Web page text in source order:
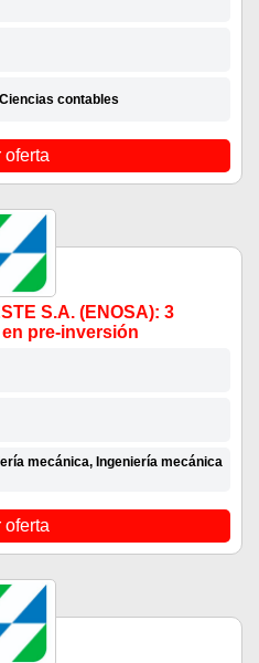
contables
oferta
S.A. (ENOSA): 3
pre-inversión
mecánica, Ingeniería mecánica
oferta